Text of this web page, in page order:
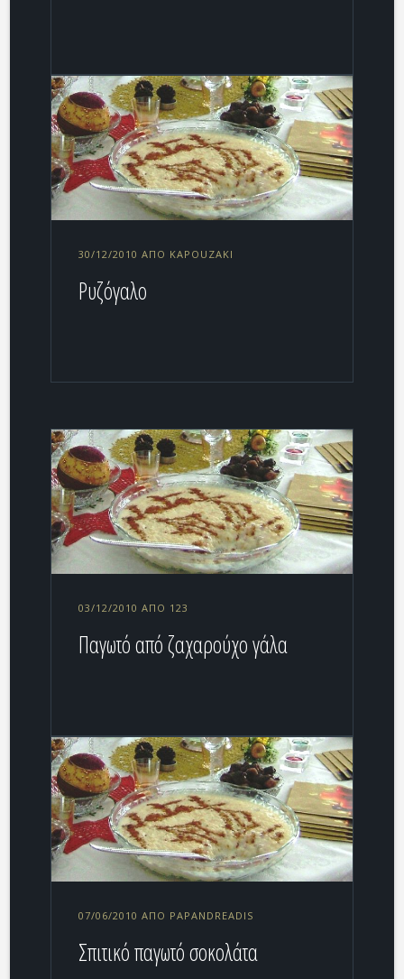
30/12/2010 ΑΠΌ KAPOUZAKI
Ρυζόγαλο
03/12/2010 ΑΠΌ 123
Παγωτό από ζαχαρούχο γάλα
07/06/2010 ΑΠΌ PAPANDREADIS
Σπιτικό παγωτό σοκολάτα